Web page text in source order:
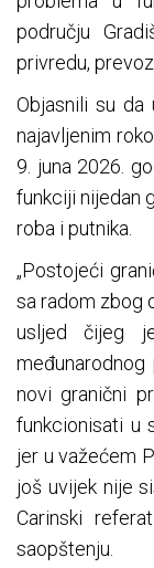
području
privredu,
Objasnili su da
najavljenim
9. juna 2026.
funkciji nijedan
roba i putnika.
„Postojeći
sa radom zbog
usljed čijeg
novi granični
funkcionisati u
jer u važećem
još uvijek nije
Carinski
saopštenju.